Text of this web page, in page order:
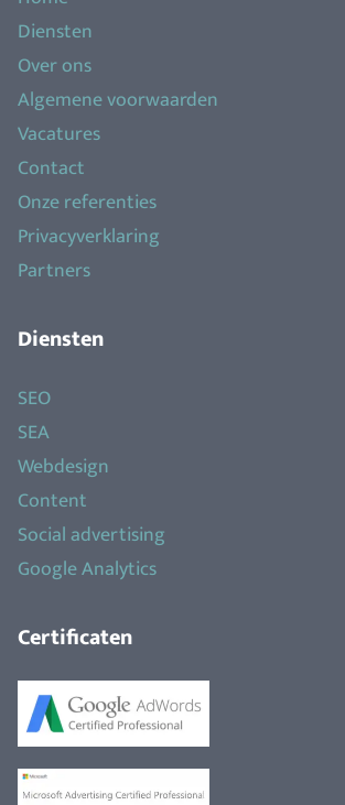
Diensten
Over ons
Algemene voorwaarden
Vacatures
Contact
Onze referenties
Privacyverklaring
Partners
Diensten
SEO
SEA
Webdesign
Content
Social advertising
Google Analytics
Certificaten